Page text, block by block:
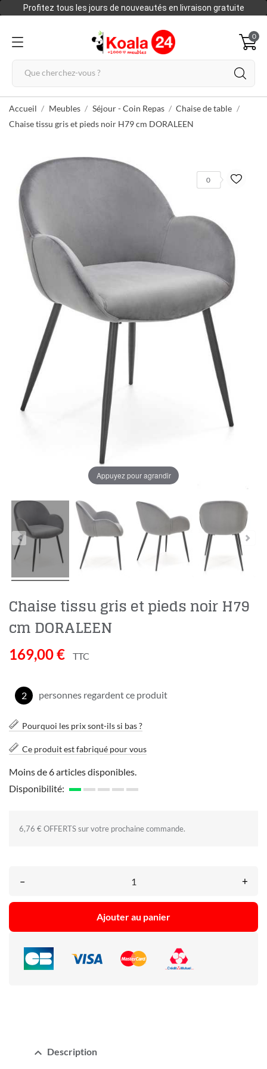
Profitez tous les jours de nouveautés en livraison gratuite
0
Accueil Meubles Séjour - Coin Repas
Chaise de table
Chaise tissu gris et pieds noir H79 cm DORALEEN
Appuyez pour agrandir
0
Chaise tissu gris et pieds noir H79
cm DORALEEN
169,00 € TTC
2 personnes regardent ce produit
Pourquoi les prix sont-ils si bas ?
Ce produit est fabriqué pour vous
Moins de 6 articles disponibles.
Disponibilité:
6,76 € OFFERTS sur votre prochaine commande.
– +
Ajouter au panier
expand_less Description